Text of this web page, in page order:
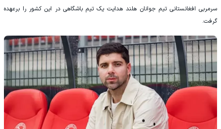
سرمربی افغانستانی تیم جوانان هلند هدایت یک تیم باشگاهی در این کشور را برعهده
گرفت.